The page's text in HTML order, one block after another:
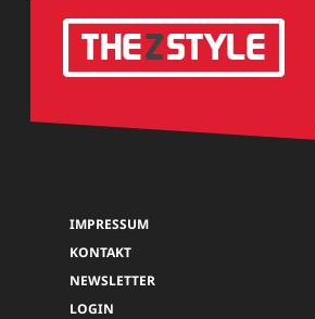
IMPRESSUM
KONTAKT
NEWSLETTER
LOGIN